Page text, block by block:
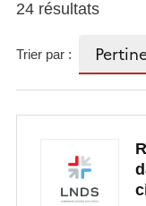
24 résultats
Trier par :